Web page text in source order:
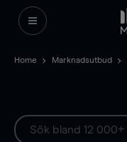
Home Marknadsutbud